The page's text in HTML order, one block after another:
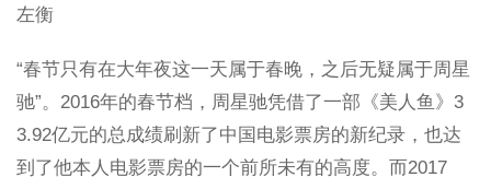
左衡
“春节只有在大年夜这一天属于春晚，之后无疑属于周星
驰”。2016年的春节档，周星驰凭借了一部《美人鱼》3
3.92亿元的总成绩刷新了中国电影票房的新纪录，也达
到了他本人电影票房的一个前所未有的高度。而2017